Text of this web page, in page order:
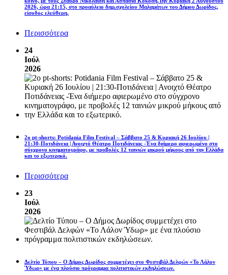
2026, ώρα 21:15, στο προαύλειο δημ.σχολείου Μαλαμάτων του Δήμου Δωρίδος,
είσοδος ελεύθερη.
Περισσότερα
24
Ιούλ
2026
2ο pt-shorts: Potidania Film Festival – Σάββατο 25 & Κυριακή 26 Ιουλίου |
21:30-Ποτιδάνεια | Ανοιχτό Θέατρο Ποτιδάνειας -Ένα διήμερο αφιερωμένο στο
σύγχρονο κινηματογράφο, με προβολές 12 ταινιών μικρού μήκους από την Ελλάδα
και το εξωτερικό.
Περισσότερα
23
Ιούλ
2026
Δελτίο Τύπου – Ο Δήμος Δωρίδος συμμετέχει στο Φεστιβάλ Δελφών «Το Λάλον
Ύδωρ» με ένα πλούσιο πρόγραμμα πολιτιστικών εκδηλώσεων.